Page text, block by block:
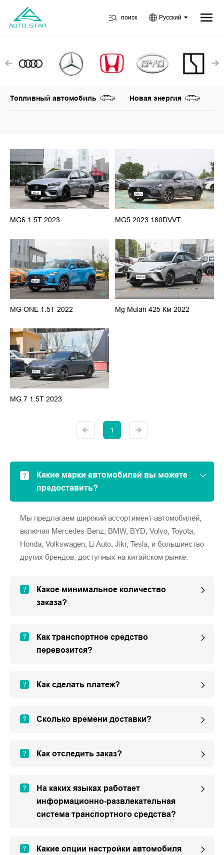
поиск Русский
Топливный автомобиль Новая энергия
MG6 1.5T 2023 MG5 2023 180DVVT
MG ONE 1.5T 2022 Mg Mulan 425 Км 2022
MG 7 1.5T 2023
1
Какие марки автомобилей вы можете
предоставить?
Мы предлагаем широкий ассортимент автомобилей,
включая Mercedes-Benz, BMW, BYD, Volvo, Toyota,
Honda, Volkswagen, Li Auto, Jikr, Tesla, и большинство
других брендов, доступных на китайском рынке.
Какое минимальное количество
заказа?
Как транспортное средство
перевозится?
Как сделать платеж?
Сколько времени доставки?
Как отследить заказ?
На каких языках работает
информационно-развлекательная
система транспортного средства?
Какие опции настройки автомобиля